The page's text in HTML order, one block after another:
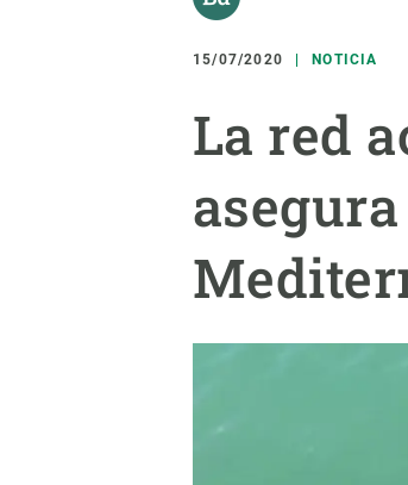
15/07/2020 NOTICIA
La red
responsive
Responsive
menu
SOBRE NOSOTROS
Organización institucional